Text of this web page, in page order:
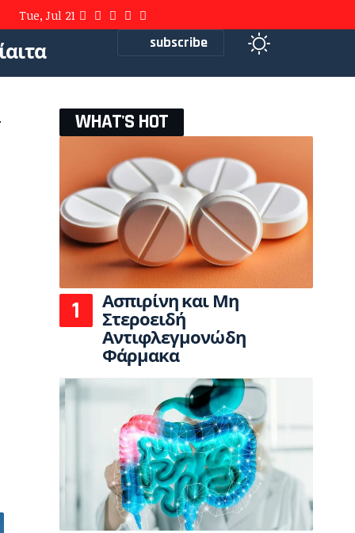
Tue, Jul 21
subscribe
WHAT'S HOT
Ασπιρίνη και Μη
Στεροειδή
Αντιφλεγμονώδη
Φάρμακα